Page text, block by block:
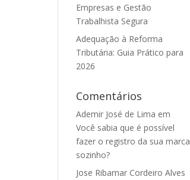
Empresas e Gestão
Trabalhista Segura
Adequação à Reforma
Tributária: Guia Prático para
2026
Comentários
Ademir José de Lima em
Você sabia que é possível
fazer o registro da sua marca
sozinho?
Jose Ribamar Cordeiro Alves